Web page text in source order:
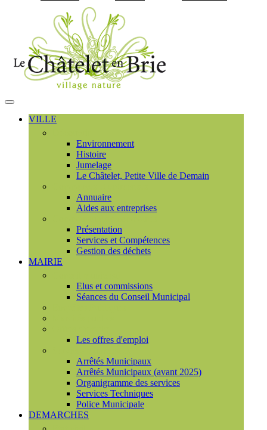
MENU
PRINCIPAL
VILLE
Environnement
Histoire
Jumelage
Le Châtelet, Petite Ville de Demain
Annuaire
Aides aux entreprises
Présentation
Services et Compétences
Gestion des déchets
MAIRIE
Elus et commissions
Séances du Conseil Municipal
Les offres d'emploi
Arrêtés Municipaux
Arrêtés Municipaux (avant 2025)
Organigramme des services
Services Techniques
Police Municipale
DEMARCHES